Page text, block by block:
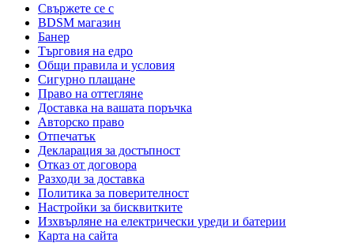
Свържете се с
BDSM магазин
Банер
Търговия на едро
Общи правила и условия
Сигурно плащане
Право на оттегляне
Доставка на вашата поръчка
Авторско право
Отпечатък
Декларация за достъпност
Отказ от договора
Разходи за доставка
Политика за поверителност
Настройки за бисквитките
Изхвърляне на електрически уреди и батерии
Карта на сайта